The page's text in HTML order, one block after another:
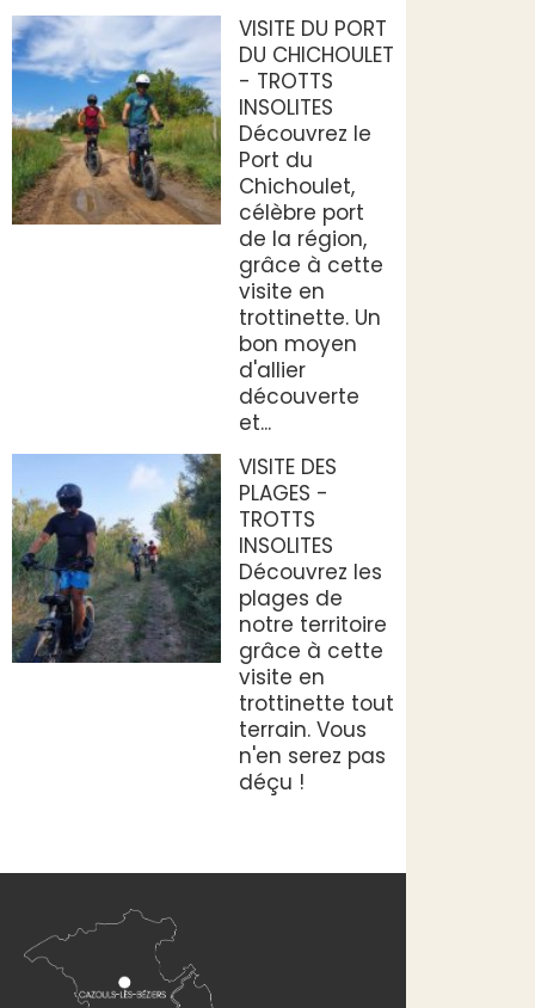
VISITE DU PORT
DU CHICHOULET
- TROTTS
INSOLITES
Découvrez le
Port du
Chichoulet,
célèbre port
de la région,
grâce à cette
visite en
trottinette. Un
bon moyen
d'allier
découverte
et...
VISITE DES
PLAGES -
TROTTS
INSOLITES
Découvrez les
plages de
notre territoire
grâce à cette
visite en
trottinette tout
terrain. Vous
n'en serez pas
déçu !